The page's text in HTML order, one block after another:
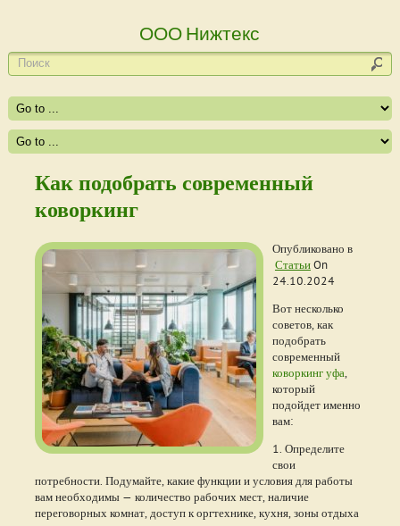
ООО Нижтекс
Как подобрать современный
коворкинг
Опубликовано в
СтатьиOn
24.10.2024
Вот несколько
советов, как
подобрать
современный
коворкинг уфа
который
подойдет именно
вам:
1. Определите
свои
потребности. Подумайте, какие функции и условия для работы
вам необходимы — количество рабочих мест, наличие
переговорных комнат, доступ к оргтехнике, кухня, зоны отдыха